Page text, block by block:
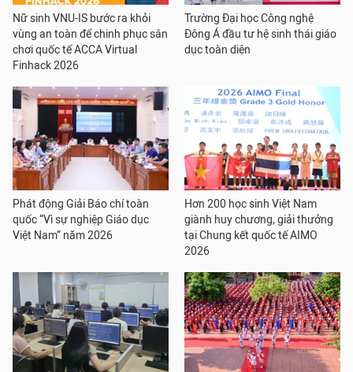
Nữ sinh VNU-IS bước ra khỏi
vùng an toàn để chinh phục sân
chơi quốc tế ACCA Virtual
Finhack 2026
Trường Đại học Công nghệ
Đông Á đầu tư hệ sinh thái giáo
dục toàn diện
Phát động Giải Báo chí toàn
quốc “Vì sự nghiệp Giáo dục
Việt Nam” năm 2026
Hơn 200 học sinh Việt Nam
giành huy chương, giải thưởng
tại Chung kết quốc tế AIMO
2026